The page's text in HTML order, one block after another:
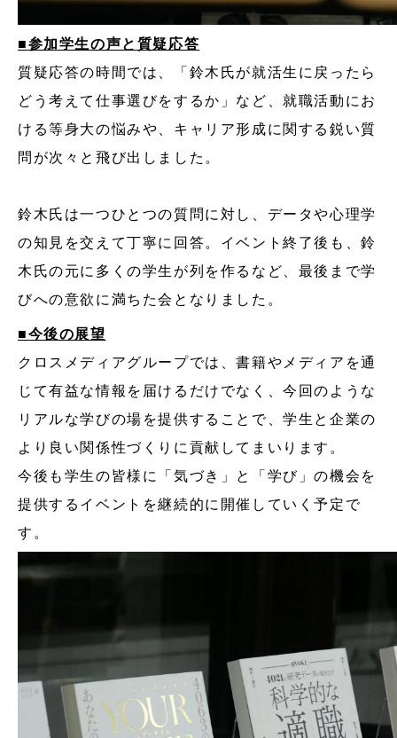
■参加学生の声と質疑応答
質疑応答の時間では、「鈴木氏が就活生に戻ったら
どう考えて仕事選びをするか」など、就職活動にお
ける等身大の悩みや、キャリア形成に関する鋭い質
問が次々と飛び出しました。
鈴木氏は一つひとつの質問に対し、データや心理学
の知見を交えて丁寧に回答。イベント終了後も、鈴
木氏の元に多くの学生が列を作るなど、最後まで学
びへの意欲に満ちた会となりました。
■今後の展望
クロスメディアグループでは、書籍やメディアを通
じて有益な情報を届けるだけでなく、今回のような
リアルな学びの場を提供することで、学生と企業の
より良い関係性づくりに貢献してまいります。
今後も学生の皆様に「気づき」と「学び」の機会を
提供するイベントを継続的に開催していく予定で
す。